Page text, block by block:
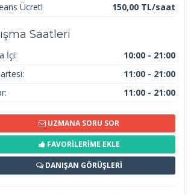
Ücreti
150,00 TL/saat
Saatleri
İçi:
10:00 - 21:00
11:00 - 21:00
11:00 - 21:00
UZMANA SORU SOR
FAVORİLERİME EKLE
DANIŞAN GÖRÜŞLERİ